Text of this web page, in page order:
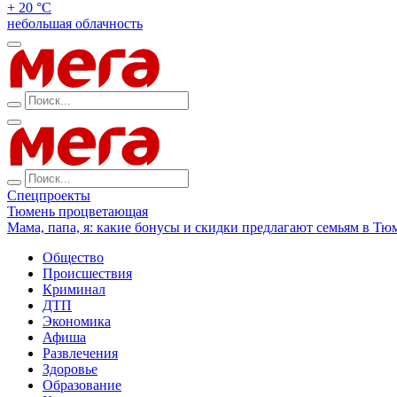
+ 20 °С
небольшая облачность
Спецпроекты
Тюмень процветающая
Мама, папа, я: какие бонусы и скидки предлагают семьям в
Общество
Происшествия
Криминал
ДТП
Экономика
Афиша
Развлечения
Здоровье
Образование